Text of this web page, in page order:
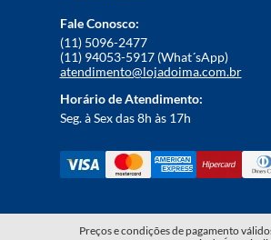
Fale Conosco:
(11) 5096-2477
(11) 94053-5917 (What´sApp)
atendimento@lojadoima.com.br
Horário de Atendimento:
Seg. à Sex das 8h às 17h
Preços e condições de pagamento